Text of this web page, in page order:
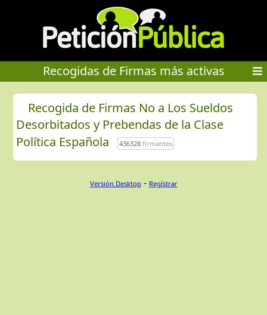
Recogidas de Firmas más activas
Recogida de Firmas No a Los Sueldos
Desorbitados y Prebendas de la Clase
Política Española
436328firmantes
Versión Desktop - Regístrar